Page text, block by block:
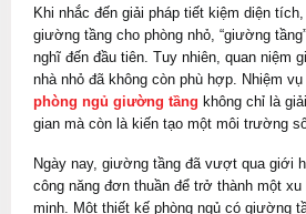
Khi nhắc đến giải pháp tiết kiệm diện
giường tầng cho phòng nhỏ, “giường
nghĩ đến đầu tiên. Tuy nhiên, quan niệm
nhà nhỏ đã không còn phù hợp. Nhiệm
phòng ngủ giường tầng không chỉ là
gian mà còn là kiến tạo một môi trường
Ngày nay, giường tầng đã vượt qua giới
công năng đơn thuần để trở thành một
minh. Một thiết kế phòng ngủ có giường